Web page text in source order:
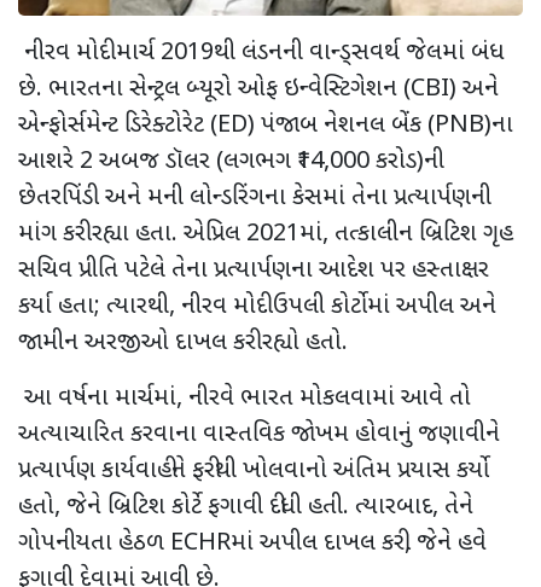
નીરવ મોદી માર્ચ 2019થી લંડનની વાન્ડ્સવર્થ જેલમાં બંધ
છે. ભારતના સેન્ટ્રલ બ્યૂરો ઓફ ઇન્વેસ્ટિગેશન (CBI) અને
એન્ફોર્સમેન્ટ ડિરેક્ટોરેટ (ED) પંજાબ નેશનલ બેંક (PNB)ના
આશરે 2 અબજ ડૉલર (લગભગ ₹14,000કરોડ)ની
છેતરપિંડી અને મની લોન્ડરિંગના કેસમાં તેના પ્રત્યાર્પણની
માંગ કરી રહ્યા હતા. એપ્રિલ 2021માં, તત્કાલીન બ્રિટિશ ગૃહ
સચિવ પ્રીતિ પટેલે તેના પ્રત્યાર્પણના આદેશ પર હસ્તાક્ષર
કર્યા હતા; ત્યારથી, નીરવ મોદી ઉપલી કોર્ટોમાં અપીલ અને
જામીન અરજીઓ દાખલ કરી રહ્યો હતો.
આ વર્ષના માર્ચમાં, નીરવે ભારત મોકલવામાં આવે તો
અત્યાચારિત કરવાના વાસ્તવિક જોખમ હોવાનું જણાવીને
પ્રત્યાર્પણ કાર્યવાહીને ફરીથી ખોલવાનો અંતિમ પ્રયાસ કર્યો
હતો, જેને બ્રિટિશ કોર્ટે ફગાવી દીધી હતી. ત્યારબાદ, તેને
ગોપનીયતા હેઠળ ECHRમાં અપીલ દાખલ કરી, જેને હવે
ફગાવી દેવામાં આવી છે.